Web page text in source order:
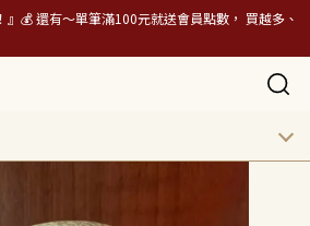
💰 還有～單筆滿100元就送會員點數， 買越多、